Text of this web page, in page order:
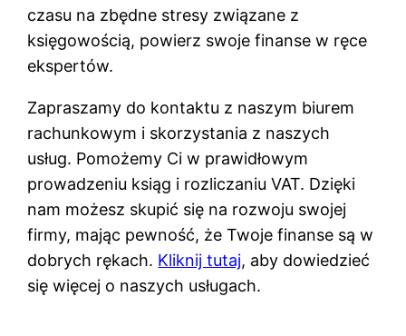
czasu na zbędne stresy związane z
księgowością, powierz swoje finanse w ręce
ekspertów.
Zapraszamy do kontaktu z naszym biurem
rachunkowym i skorzystania z naszych
usług. Pomożemy Ci w prawidłowym
prowadzeniu ksiąg i rozliczaniu VAT. Dzięki
nam możesz skupić się na rozwoju swojej
firmy, mając pewność, że Twoje finanse są w
dobrych rękach. Kliknij tutaj, aby dowiedzieć
się więcej o naszych usługach.